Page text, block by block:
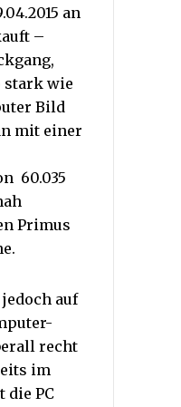
an
–
stark wie
Bild
mit einer
60.035
Primus
auf
recht
im
die PC